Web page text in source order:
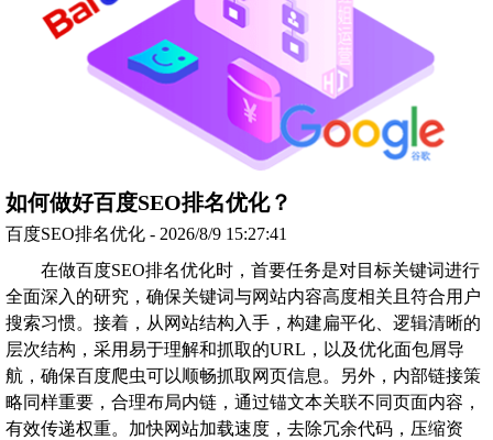
如何做好百度SEO排名优化？
百度SEO排名优化 - 2026/8/9 15:27:41
在做百度SEO排名优化时，首要任务是对目标关键词进行
全面深入的研究，确保关键词与网站内容高度相关且符合用户
搜索习惯。接着，从网站结构入手，构建扁平化、逻辑清晰的
层次结构，采用易于理解和抓取的URL，以及优化面包屑导
航，确保百度爬虫可以顺畅抓取网页信息。另外，内部链接策
略同样重要，合理布局内链，通过锚文本关联不同页面内容，
有效传递权重。加快网站加载速度，去除冗余代码，压缩资